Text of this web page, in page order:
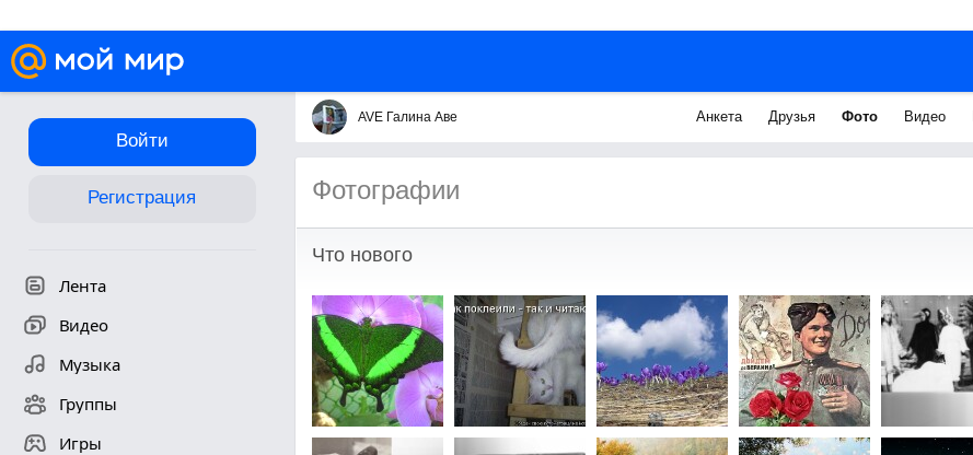
Войти
Регистрация
Лента
Видео
Музыка
Группы
Игры
AVE Галина Аве Анкета Друзья Фото Видео
Фотографии
Что нового